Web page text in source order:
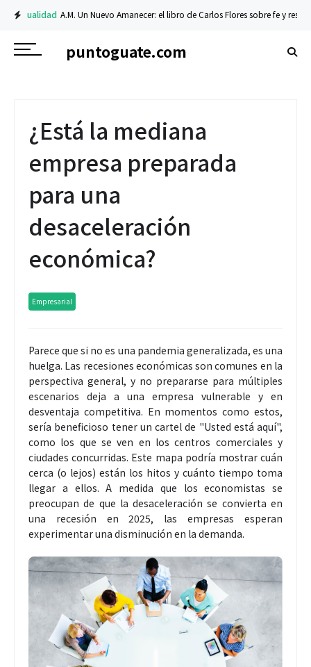
A.M. Un Nuevo Amanecer: el libro de Carlos Flores sobre fe y resiliencia
puntoguate.com
¿Está la mediana
empresa preparada
para una
desaceleración
económica?
Empresarial
Parece que si no es una pandemia generalizada, es una
huelga. Las recesiones económicas son comunes en la
perspectiva general, y no prepararse para múltiples
escenarios deja a una empresa vulnerable y en
desventaja competitiva. En momentos como estos,
sería beneficioso tener un cartel de "Usted está aquí",
como los que se ven en los centros comerciales y
ciudades concurridas. Este mapa podría mostrar cuán
cerca (o lejos) están los hitos y cuánto tiempo toma
llegar a ellos. A medida que los economistas se
preocupan de que la desaceleración se convierta en
una recesión en 2025, las empresas esperan
experimentar una disminución en la demanda.